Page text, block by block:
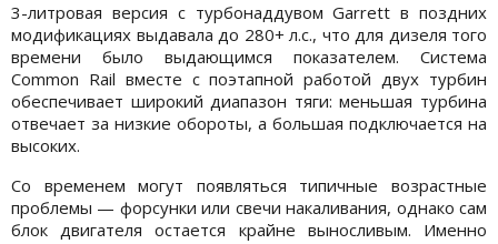
3-литровая версия с турбонаддувом Garrett в поздних
модификациях выдавала до 280+ л.с., что для дизеля того
времени было выдающимся показателем. Система
Common Rail вместе с поэтапной работой двух турбин
обеспечивает широкий диапазон тяги: меньшая турбина
отвечает за низкие обороты, а большая подключается на
высоких.
Со временем могут появляться типичные возрастные
проблемы — форсунки или свечи накаливания, однако сам
блок двигателя остается крайне выносливым. Именно